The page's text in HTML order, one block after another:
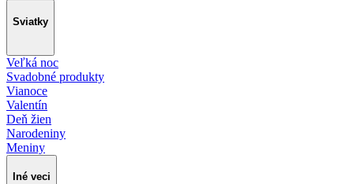
Sviatky
Veľká noc
Svadobné produkty
Vianoce
Valentín
Deň žien
Narodeniny
Meniny
Iné veci